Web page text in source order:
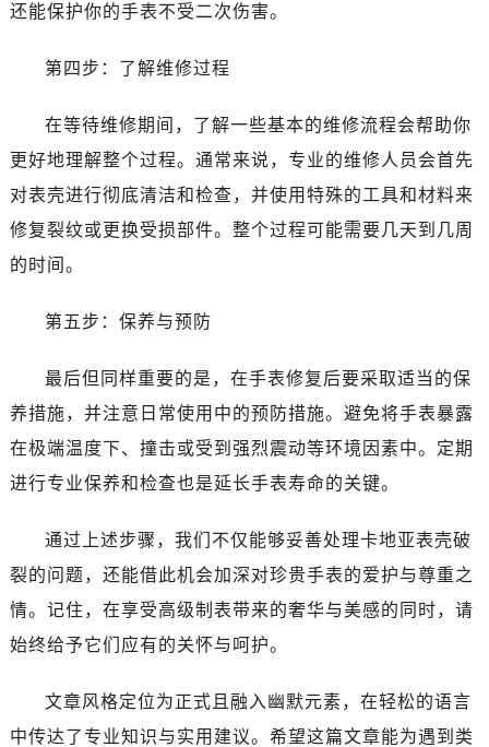
还能保护你的手表不受二次伤害。
第四步：了解维修过程
在等待维修期间，了解一些基本的维修流程会帮助你
更好地理解整个过程。通常来说，专业的维修人员会首先
对表壳进行彻底清洁和检查，并使用特殊的工具和材料来
修复裂纹或更换受损部件。整个过程可能需要几天到几周
的时间。
第五步：保养与预防
最后但同样重要的是，在手表修复后要采取适当的保
养措施，并注意日常使用中的预防措施。避免将手表暴露
在极端温度下、撞击或受到强烈震动等环境因素中。定期
进行专业保养和检查也是延长手表寿命的关键。
通过上述步骤，我们不仅能够妥善处理卡地亚表壳破
裂的问题，还能借此机会加深对珍贵手表的爱护与尊重之
情。记住，在享受高级制表带来的奢华与美感的同时，请
始终给予它们应有的关怀与呵护。
文章风格定位为正式且融入幽默元素，在轻松的语言
中传达了专业知识与实用建议。希望这篇文章能为遇到类